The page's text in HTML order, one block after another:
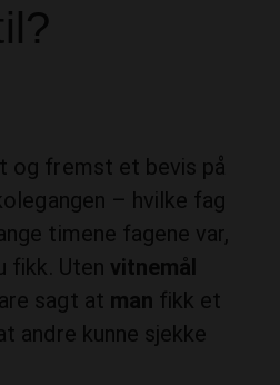
og fremst et bevis på
– hvilke fag
timene fagene var,
fikk. Uten vitnemål
sagt at man fikk et
andre kunne sjekke